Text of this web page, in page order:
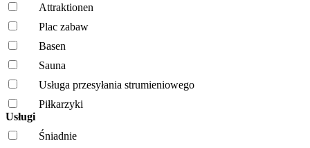
Attraktionen
Plac zabaw
Basen
Sauna
Usługa przesyłania strumieniowego
Piłkarzyki
Usługi
Śniadnie